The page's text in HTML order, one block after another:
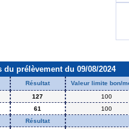
du prélèvement du 09/08/2024
Résultat
Valeur limite bon/
127
100
61
100
Résultat